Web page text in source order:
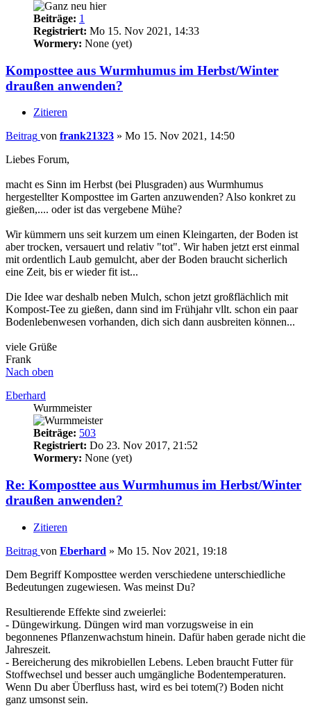
Beiträge: 1
Registriert: Mo 15. Nov 2021, 14:33
Wormery: None (yet)
Komposttee aus Wurmhumus im Herbst/Winter
draußen anwenden?
Zitieren
Beitrag von frank21323 » Mo 15. Nov 2021, 14:50
Liebes Forum,
macht es Sinn im Herbst (bei Plusgraden) aus Wurmhumus
hergestellter Komposttee im Garten anzuwenden? Also konkret zu
gießen,.... oder ist das vergebene Mühe?
Wir kümmern uns seit kurzem um einen Kleingarten, der Boden ist
aber trocken, versauert und relativ "tot". Wir haben jetzt erst einmal
mit ordentlich Laub gemulcht, aber der Boden braucht sicherlich
eine Zeit, bis er wieder fit ist...
Die Idee war deshalb neben Mulch, schon jetzt großflächlich mit
Kompost-Tee zu gießen, dann sind im Frühjahr vllt. schon ein paar
Bodenlebenwesen vorhanden, dich sich dann ausbreiten können...
viele Grüße
Frank
Nach oben
Eberhard
Wurmmeister
Beiträge: 503
Registriert: Do 23. Nov 2017, 21:52
Wormery: None (yet)
Re: Komposttee aus Wurmhumus im Herbst/Winter
draußen anwenden?
Zitieren
Beitrag von Eberhard » Mo 15. Nov 2021, 19:18
Dem Begriff Komposttee werden verschiedene unterschiedliche
Bedeutungen zugewiesen. Was meinst Du?
Resultierende Effekte sind zweierlei:
- Düngewirkung. Düngen wird man vorzugsweise in ein
begonnenes Pflanzenwachstum hinein. Dafür haben gerade nicht die
Jahreszeit.
- Bereicherung des mikrobiellen Lebens. Leben braucht Futter für
Stoffwechsel und besser auch umgängliche Bodentemperaturen.
Wenn Du aber Überfluss hast, wird es bei totem(?) Boden nicht
ganz umsonst sein.